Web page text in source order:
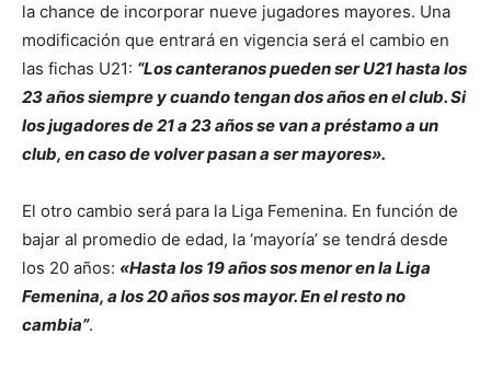
la chance de incorporar nueve jugadores mayores. Una
modificación que entrará en vigencia será el cambio en
las fichas U21: “Los canteranos pueden ser U21 hasta los
23 años siempre y cuando tengan dos años en el club. Si
los jugadores de 21 a 23 años se van a préstamo a un
club, en caso de volver pasan a ser mayores».
El otro cambio será para la Liga Femenina. En función de
bajar al promedio de edad, la ‘mayoría’ se tendrá desde
los 20 años: «Hasta los 19 años sos menor en la Liga
Femenina, a los 20 años sos mayor. En el resto no
cambia”.